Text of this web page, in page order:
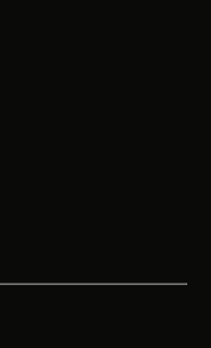
onglet
un nouvel onglet
dans un nouvel onglet
dans un nouvel